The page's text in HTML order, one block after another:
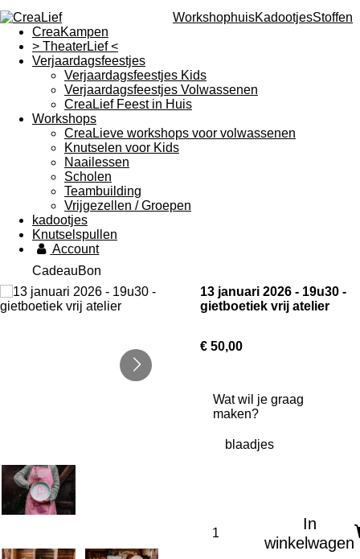
WorkshophuisKadootjesStoffen
CreaKampen
> TheaterLief <
Verjaardagsfeestjes
Verjaardagsfeestjes Kids
Verjaardagsfeestjes Volwassenen
CreaLief Feest in Huis
Workshops
CreaLieve workshops voor volwassenen
Knutselen voor Kids
Naailessen
Scholen
Teambuilding
Vrijgezellen / Groepen
kadootjes
Knutselspullen
Account
CadeauBon
13 januari 2026 - 19u30 -
gietboetiek vrij atelier
€ 50,00
Wat wil je graag
maken?
In
winkelwagen